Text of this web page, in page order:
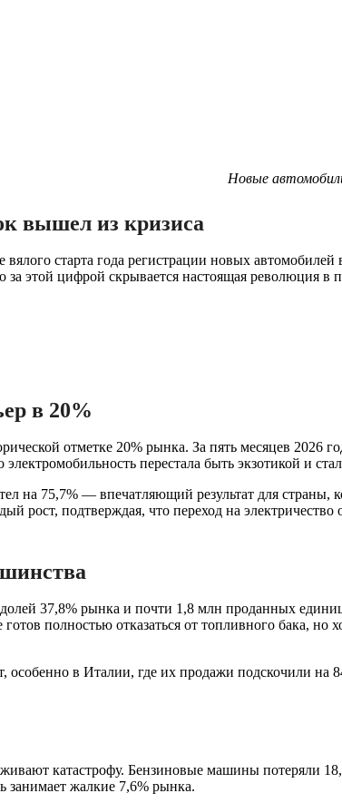
Новые
вышел из кризиса
старта года регистрации новых
этой цифрой скрывается настоящая революция в
в 20%
отметке 20% рынка. За пять месяцев 2026
перестала быть экзотикой и
на 75,7% — впечатляющий результат для
рост, подтверждая, что переход на
37,8% рынка и почти 1,8 млн проданных
полностью отказаться от топливного бака, но
в Италии, где их продажи подскочили на
катастрофу. Бензиновые машины потеряли
занимает жалкие 7,6% рынка.